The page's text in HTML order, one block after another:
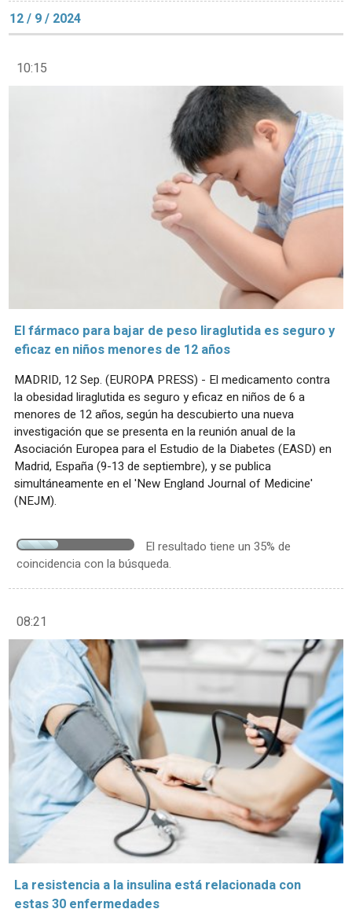
12 / 9 / 2024
10:15
El fármaco para bajar de peso liraglutida es seguro y
eficaz en niños menores de 12 años
MADRID, 12 Sep. (EUROPA PRESS) - El medicamento contra
la obesidad liraglutida es seguro y eficaz en niños de 6 a
menores de 12 años, según ha descubierto una nueva
investigación que se presenta en la reunión anual de la
Asociación Europea para el Estudio de la Diabetes (EASD) en
Madrid, España (9-13 de septiembre), y se publica
simultáneamente en el 'New England Journal of Medicine'
(NEJM).
El resultado tiene un 35% de
coincidencia con la búsqueda.
08:21
La resistencia a la insulina está relacionada con
estas 30 enfermedades